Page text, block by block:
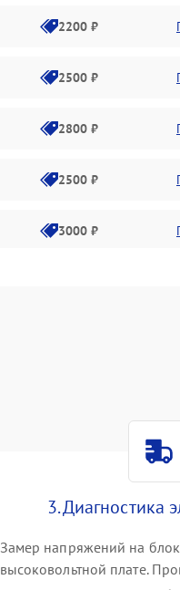
2200 ₽
2500 ₽
2800 ₽
2500 ₽
3000 ₽
3. Диагностика
Замер напряжений на
высоковольтной плате.